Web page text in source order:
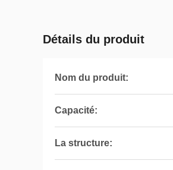
Détails du produit
Nom du produit:
Capacité:
La structure: